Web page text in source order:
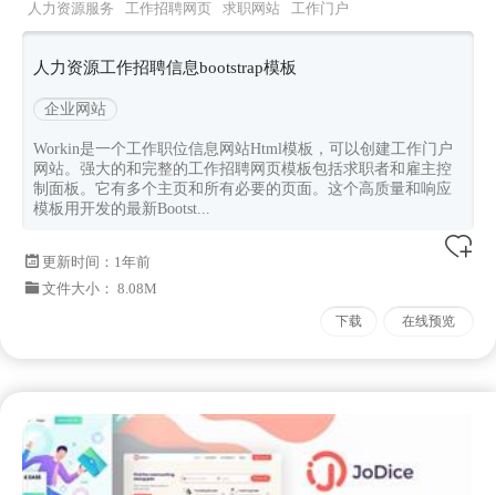
人力资源服务 工作招聘网页 求职网站
工作门户
网站
工作职位信息
人力资源工作招聘信息bootstrap模板
企业网站
Workin是一个工作职位信息网站Html模板，可以创建工作门户
网站。强大的和完整的工作招聘网页模板包括求职者和雇主控
制面板。它有多个主页和所有必要的页面。这个高质量和响应
模板用开发的最新Bootst...
更新时间： 1年前
文件大小： 8.08M
下载 在线预览